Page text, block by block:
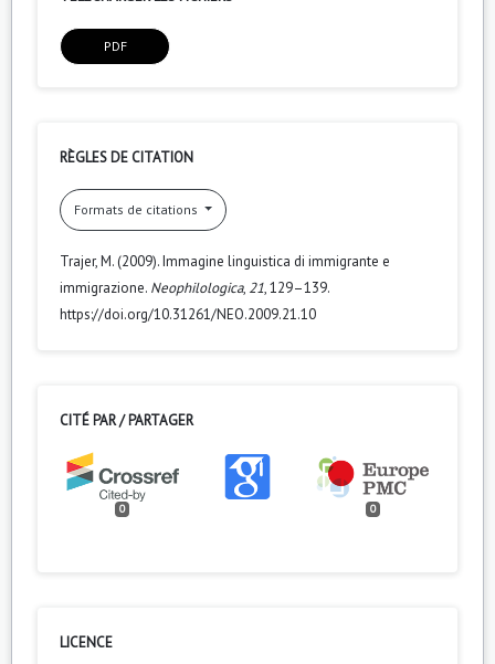
PDF
RÈGLES DE CITATION
Formats de citations
Trajer, M. (2009). Immagine linguistica di immigrante e
immigrazione. Neophilologica, 21, 129–139.
https://doi.org/10.31261/NEO.2009.21.10
CITÉ PAR / PARTAGER
0 0
LICENCE